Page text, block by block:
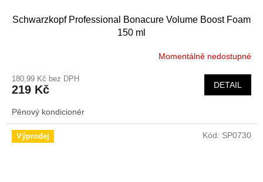
Schwarzkopf Professional Bonacure Volume Boost Foam
150 ml
Momentálně nedostupné
180,99 Kč bez DPH
219 Kč DETAIL
Pěnový kondicionér
Výprodej Kód: SP0730